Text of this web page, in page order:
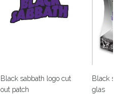
Black sabbath logo cut
out patch
Black
glas